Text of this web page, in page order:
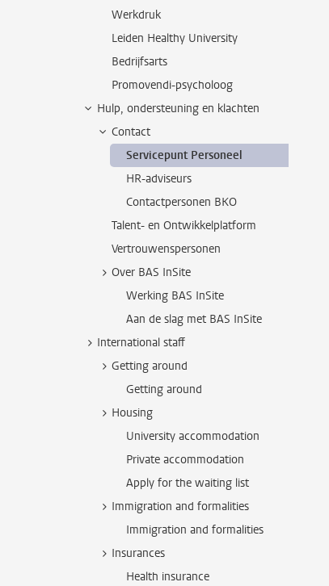
Werkdruk
Leiden Healthy University
Bedrijfsarts
Promovendi-psycholoog
Hulp, ondersteuning en klachten
Contact
Servicepunt Personeel
HR-adviseurs
Contactpersonen BKO
Talent- en Ontwikkelplatform
Vertrouwenspersonen
Over BAS InSite
Werking BAS InSite
Aan de slag met BAS InSite
International staff
Getting around
Getting around
Housing
University accommodation
Private accommodation
Apply for the waiting list
Immigration and formalities
Immigration and formalities
Insurances
Health insurance